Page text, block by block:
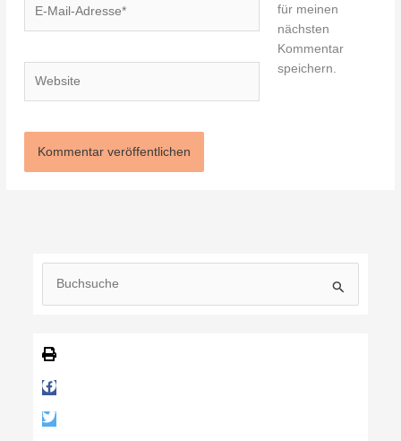
Mail-
für meinen
nächsten
Kommentar
speichern.
e
n
a